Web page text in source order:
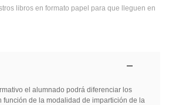
libros en formato papel para que lleguen en
el alumnado podrá diferenciar los
función de la modalidad de impartición de la